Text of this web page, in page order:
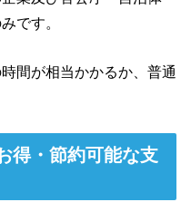
です。
間が相当かかるか、普通
得・節約可能な支